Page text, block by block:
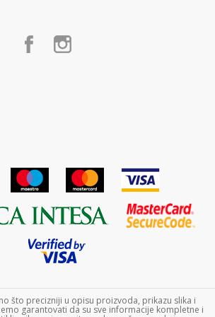
artikla za drugi
što precizniji u opisu proizvoda, prikazu slika i
garantovati da su sve informacije kompletne i